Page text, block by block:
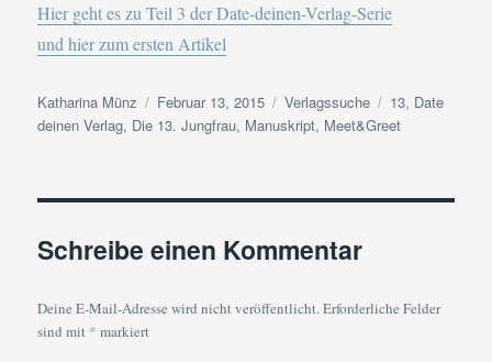
Hier geht es zu Teil 3 der Date-deinen-Verlag-Serie
und hier zum ersten Artikel
Autor
Katharina Münz
Veröffentlicht
am
Februar 13, 2015 Kategorien
Verlagssuche Schlagwörter
13, Date
deinen Verlag, Die 13. Jungfrau, Manuskript, Meet&Greet
Schreibe einen Kommentar
Deine E-Mail-Adresse wird nicht veröffentlicht.Erforderliche Felder
sind mit * markiert